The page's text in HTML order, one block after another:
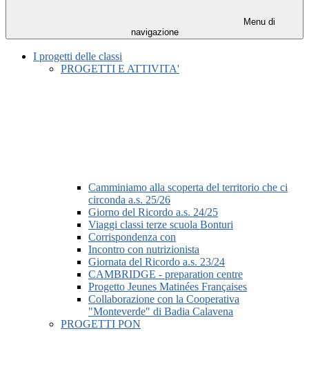
Menu di
navigazione
I progetti delle classi
PROGETTI E ATTIVITA'
Camminiamo alla scoperta del territorio che ci
circonda a.s. 25/26
Giorno del Ricordo a.s. 24/25
Viaggi classi terze scuola Bonturi
Corrispondenza con
Incontro con nutrizionista
Giornata del Ricordo a.s. 23/24
CAMBRIDGE - preparation centre
Progetto Jeunes Matinées Françaises
Collaborazione con la Cooperativa
"Monteverde" di Badia Calavena
PROGETTI PON